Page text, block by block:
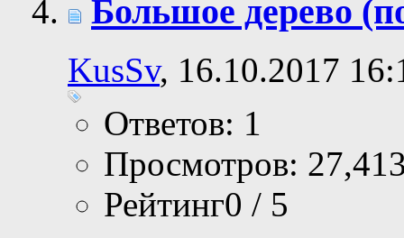
Большое дерево
KusSv, 16.10.2017
Ответов: 1
Просмотров:
Рейтинг0 / 5